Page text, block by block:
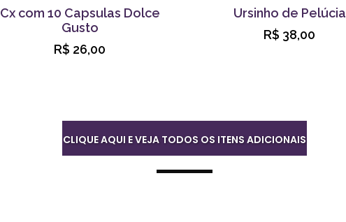
Cx com 10 Capsulas Dolce
Gusto
R$ 26,00
Ursinho de Pelúcia
R$ 38,00
CLIQUE AQUI E VEJA TODOS OS ITENS ADICIONAIS